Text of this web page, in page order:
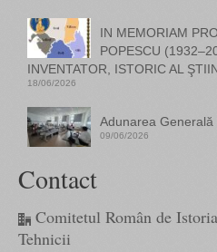
IN MEMORIAM
POPESCU
INVENTATOR, ISTORIC AL
18/06/2026
Adunarea
09/06/2026
Contact
Comitetul Român de
Tehnicii